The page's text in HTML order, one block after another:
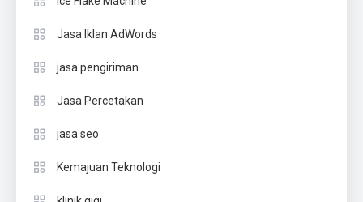
Jasa Iklan AdWords
jasa pengiriman
Jasa Percetakan
jasa seo
Kemajuan Teknologi